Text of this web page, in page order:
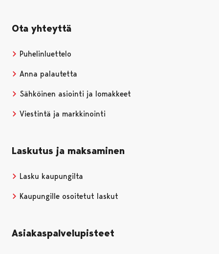
Ota yhteyttä
Puhelinluettelo
Anna palautetta
Sähköinen asiointi ja lomakkeet
Viestintä ja markkinointi
Laskutus ja maksaminen
Lasku kaupungilta
Kaupungille osoitetut laskut
Asiakaspalvelupisteet